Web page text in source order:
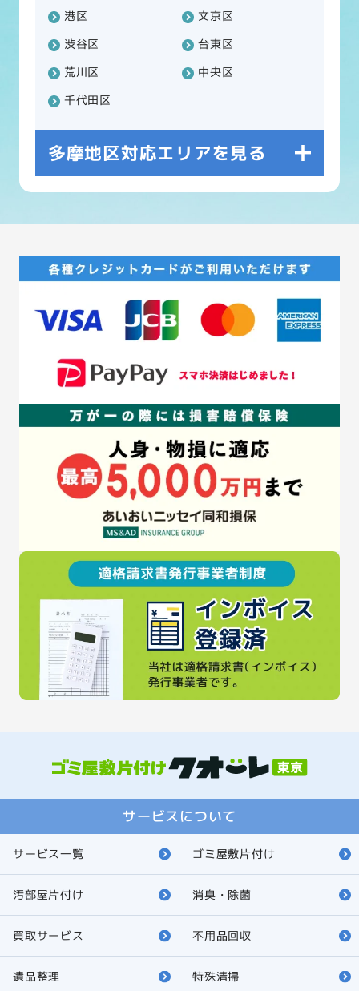
港区
文京区
渋谷区
台東区
荒川区
中央区
千代田区
多摩地区対応エリアを見る
サービスについて
サービス一覧 ゴミ屋敷片付け
汚部屋片付け 消臭・除菌
買取サービス 不用品回収
遺品整理 特殊清掃